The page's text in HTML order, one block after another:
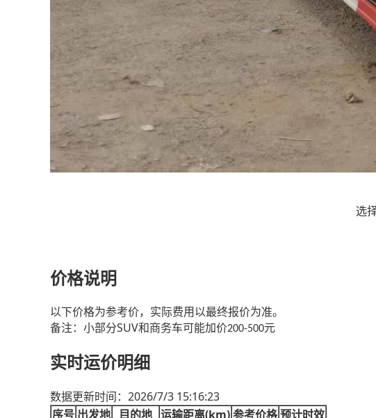
选
价格说明
以下价格为参考价，实际费用以最终报价为准。
备注：小部分SUV和商务车可能加价200-500元
实时运价明细
数据更新时间： 2026/7/3 15:16:23
序号 出发地 目的地 运输距离(km) 参考价格 预计时效